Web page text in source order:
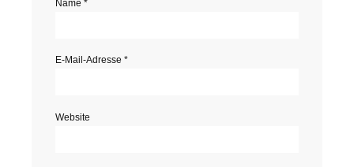
Name *
E-Mail-Adresse *
Website